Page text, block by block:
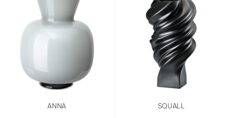
ANNA SQUALL